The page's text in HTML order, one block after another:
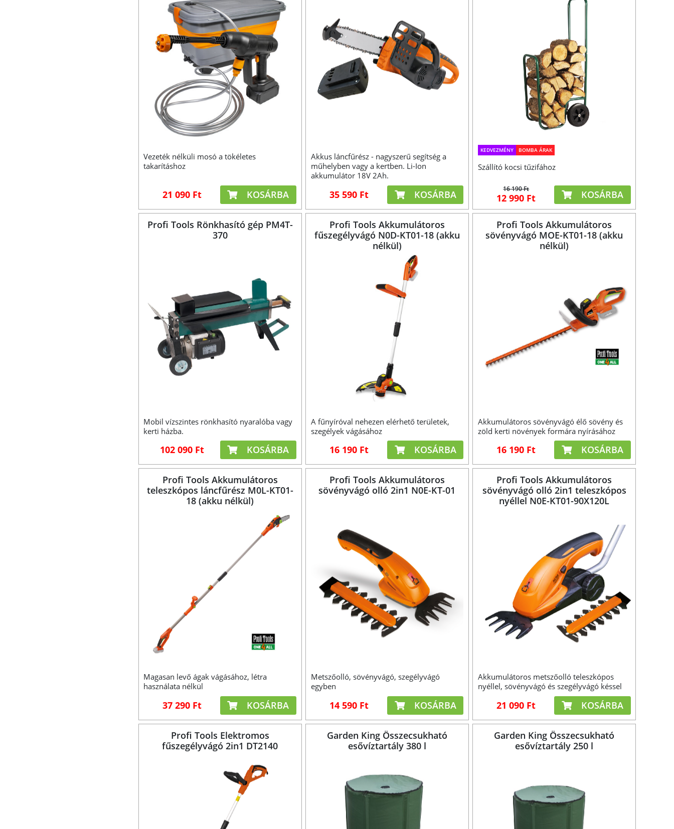
Vezeték nélküli mosó a tökéletes
takarításhoz
21 090 Ft KOSÁRBA
Akkus láncfűrész - nagyszerű segítség a
műhelyben vagy a kertben. Li-Ion
akkumulátor 18V 2Ah.
35 590 Ft KOSÁRBA
KEDVEZMÉNY BOMBA ÁRAK
Szállító kocsi tűzifához
16 190 Ft
12 990 Ft KOSÁRBA
Profi Tools Rönkhasító gép PM4T-
370
Mobil vízszintes rönkhasító nyaralóba vagy
kerti házba.
102 090 Ft KOSÁRBA
Profi Tools Akkumulátoros
fűszegélyvágó N0D-KT01-18 (akku
nélkül)
A fűnyíróval nehezen elérhető területek,
szegélyek vágásához
16 190 Ft KOSÁRBA
Profi Tools Akkumulátoros
sövényvágó MOE-KT01-18 (akku
nélkül)
Akkumulátoros sövényvágó élő sövény és
zöld kerti növények formára nyírásához
16 190 Ft KOSÁRBA
Profi Tools Akkumulátoros
teleszkópos láncfűrész M0L-KT01-
18 (akku nélkül)
Magasan levő ágak vágásához, létra
használata nélkül
37 290 Ft KOSÁRBA
Profi Tools Akkumulátoros
sövényvágó olló 2in1 N0E-KT-01
Metszőolló, sövényvágó, szegélyvágó
egyben
14 590 Ft KOSÁRBA
Profi Tools Akkumulátoros
sövényvágó olló 2in1 teleszkópos
nyéllel N0E-KT01-90X120L
Akkumulátoros metszőolló teleszkópos
nyéllel, sövényvágó és szegélyvágó késsel
21 090 Ft KOSÁRBA
Profi Tools Elektromos
fűszegélyvágó 2in1 DT2140
Garden King Összecsukható
esővíztartály 380 l
Garden King Összecsukható
esővíztartály 250 l